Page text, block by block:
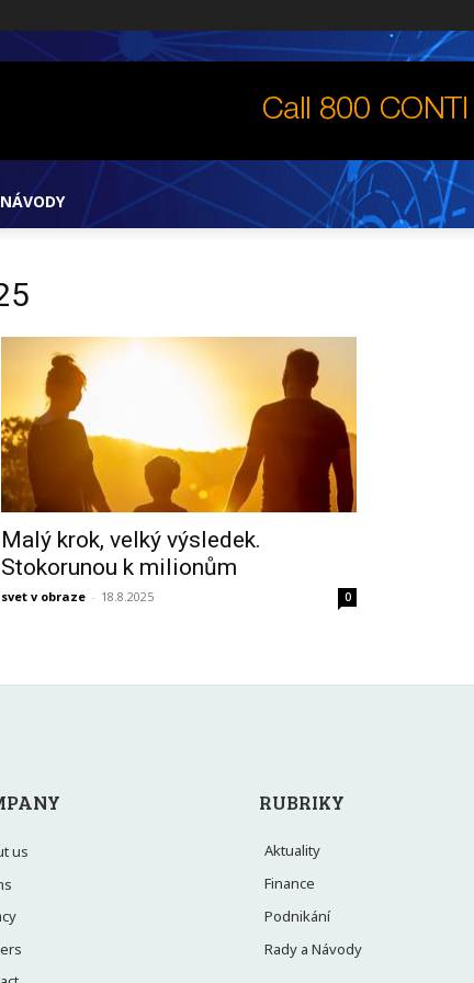
Malý krok, velký výsledek.
Stokorunou k milionům
svet v obraze - 18.8.2025 0
us
RUBRIKY
Aktuality
Finance
Podnikání
Rady a Návody